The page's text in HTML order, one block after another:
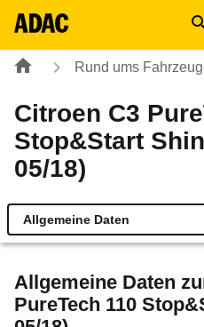
Rund ums Fahrzeug
Citroen C3
Stop&Start
05/18)
Allgemeine Daten
Technische Daten
Allgemeine Daten
PureTech 110